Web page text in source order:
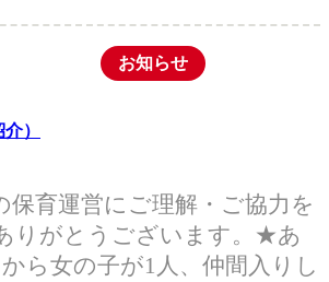
お知らせ
）
保育運営にご理解・ご協力を
りがとうございます。★あ
ら女の子が1人、仲間入りし